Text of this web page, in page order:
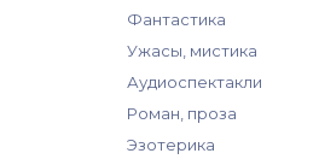
Фантастика
Ужасы, мистика
Аудиоспектакли
Роман, проза
Эзотерика